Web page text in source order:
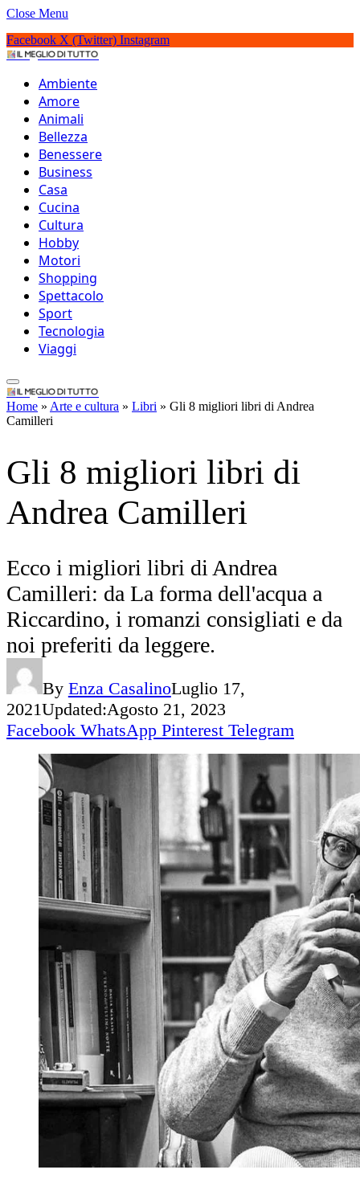
Close Menu
Facebook X (Twitter) Instagram
IlMeglioDiTutto.it
Ambiente
Amore
Animali
Bellezza
Benessere
Business
Casa
Cucina
Cultura
Hobby
Motori
Shopping
Spettacolo
Sport
Tecnologia
Viaggi
IlMeglioDiTutto.it
Home » Arte e cultura » Libri » Gli 8 migliori libri di Andrea
Camilleri
Gli 8 migliori libri di
Andrea Camilleri
Ecco i migliori libri di Andrea
Camilleri: da La forma dell'acqua a
noi preferiti da leggere.
Luglio 17,
2021 Updated:Agosto 21, 2023
Facebook WhatsApp Pinterest Telegram